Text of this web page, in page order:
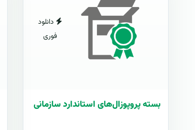
دانلود
فوری
بسته پروپوزال‌های استاندارد سازمانی